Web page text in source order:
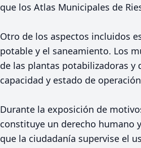
que los Atlas Municipales de
Otro de los aspectos incluidos
potable y el saneamiento. Los
de las plantas potabilizadoras
capacidad y estado de
Durante la exposición de
constituye un derecho humano
que la ciudadanía supervise el